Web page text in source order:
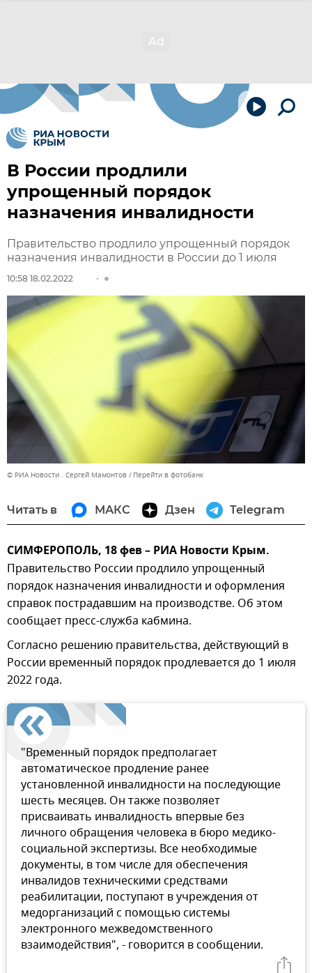
В России продлили
упрощенный порядок
назначения инвалидности
Правительство продлило упрощенный порядок
назначения инвалидности в России до 1 июля
10:58 18.02.2022
© РИА Новости . Сергей Мамонтов Перейти в фотобанк
Читать в МАКС Дзен Telegram
СИМФЕРОПОЛЬ, 18 фев – РИА Новости Крым.
Правительство России продлило упрощенный
порядок назначения инвалидности и оформления
справок пострадавшим на производстве. Об этом
сообщает пресс-служба кабмина.
Согласно решению правительства, действующий в
России временный порядок продлевается до 1 июля
2022 года.
"Временный порядок предполагает
автоматическое продление ранее
установленной инвалидности на последующие
шесть месяцев. Он также позволяет
присваивать инвалидность впервые без
личного обращения человека в бюро медико-
социальной экспертизы. Все необходимые
документы, в том числе для обеспечения
инвалидов техническими средствами
реабилитации, поступают в учреждения от
медорганизаций с помощью системы
электронного межведомственного
взаимодействия", - говорится в сообщении.